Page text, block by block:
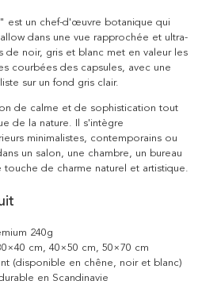
est un chef-d'œuvre botanique qui
dans une vue rapprochée et ultra-
de noir, gris et blanc met en valeur les
courbées des capsules, avec une
sur un fond gris clair.
de calme et de sophistication tout
de la nature. Il s'intègre
minimalistes, contemporains ou
un salon, une chambre, un bureau
de charme naturel et artistique.
240g
cm, 40×50 cm, 50×70 cm
(disponible en chêne, noir et blanc)
en Scandinavie